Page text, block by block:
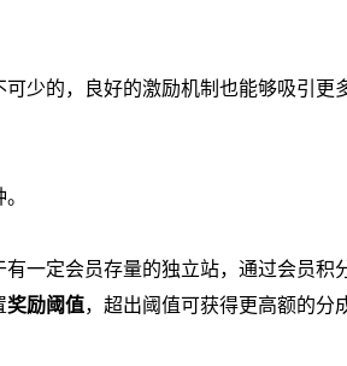
可少的，良好的激励机制也能够吸引更
一定会员存量的独立站，通过会员积
奖励阈值，超出阈值可获得更高额的分